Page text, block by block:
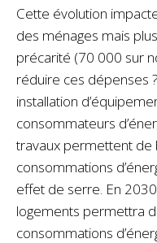
Cette évolution
des ménages mais
précarité (70 000 sur
réduire ces dépenses
installation
consommateurs
travaux permettent de
consommations
effet de serre. En
logements permettra
consommations